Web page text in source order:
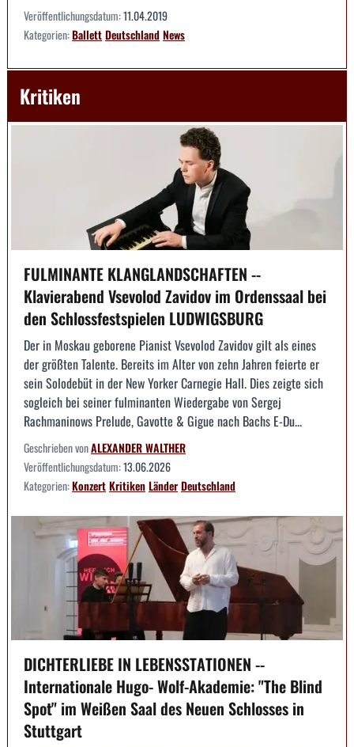
Veröffentlichungsdatum:11.04.2019
Kategorien:BallettDeutschlandNews
Kritiken
FULMINANTE KLANGLANDSCHAFTEN --
Klavierabend Vsevolod Zavidov im Ordenssaal bei
den Schlossfestspielen LUDWIGSBURG
Der in Moskau geborene Pianist Vsevolod Zavidov gilt als eines
der größten Talente. Bereits im Alter von zehn Jahren feierte er
sein Solodebüt in der New Yorker Carnegie Hall. Dies zeigte sich
sogleich bei seiner fulminanten Wiedergabe von Sergej
Rachmaninows Prelude, Gavotte & Gigue nach Bachs E-Du...
Geschrieben vonALEXANDER WALTHER
Veröffentlichungsdatum:13.06.2026
Kategorien:KonzertKritikenLänderDeutschland
DICHTERLIEBE IN LEBENSSTATIONEN --
Internationale Hugo- Wolf-Akademie: "The Blind
Spot" im Weißen Saal des Neuen Schlosses in
Stuttgart